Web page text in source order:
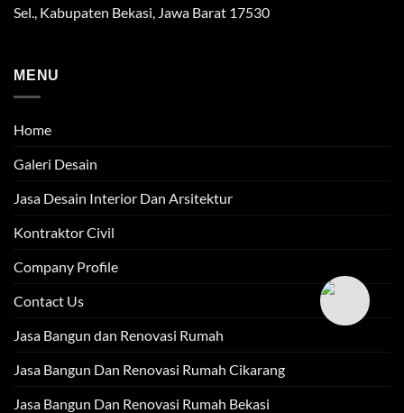
Sel., Kabupaten Bekasi, Jawa Barat 17530
MENU
Home
Galeri Desain
Jasa Desain Interior Dan Arsitektur
Kontraktor Civil
Company Profile
Contact Us
Jasa Bangun dan Renovasi Rumah
Jasa Bangun Dan Renovasi Rumah Cikarang
Jasa Bangun Dan Renovasi Rumah Bekasi